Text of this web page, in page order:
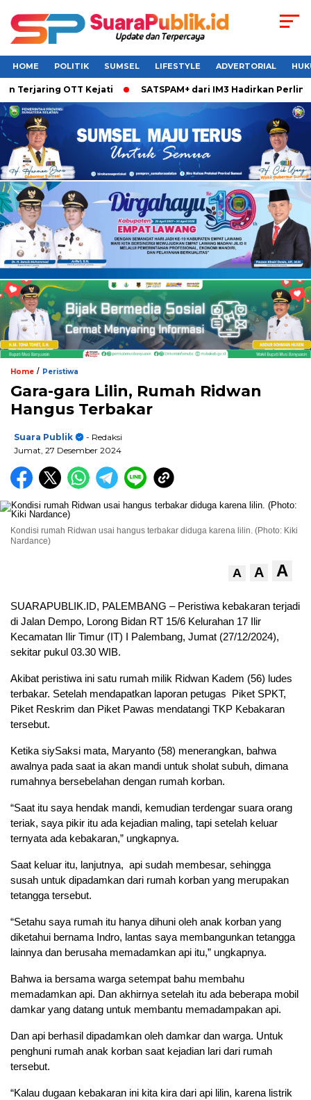
HOME POLITIK SUMSEL LIFESTYLE ADVERTORIAL
OTT Kejati SATSPAM+ dari IM3 Hadirkan
Home / Peristiwa
Gara-gara Lilin, Rumah Ridwan
Hangus Terbakar
Suara Publik
- Redaksi
Jumat, 27 Desember 2024
Kondisi rumah Ridwan usai hangus terbakar diduga karena lilin. (Photo: Kiki
Nardance)
A A A
SUARAPUBLIK.ID, PALEMBANG – Peristiwa kebakaran terjadi
di Jalan Dempo, Lorong Bidan RT 15/6 Kelurahan 17 Ilir
Kecamatan Ilir Timur (IT) I Palembang, Jumat (27/12/2024),
sekitar pukul 03.30 WIB.
Akibat peristiwa ini satu rumah milik Ridwan Kadem (56) ludes
terbakar. Setelah mendapatkan laporan petugas Piket SPKT,
Piket Reskrim dan Piket Pawas mendatangi TKP Kebakaran
tersebut.
Ketika siySaksi mata, Maryanto (58) menerangkan, bahwa
awalnya pada saat ia akan mandi untuk sholat subuh, dimana
rumahnya bersebelahan dengan rumah korban.
“Saat itu saya hendak mandi, kemudian terdengar suara orang
teriak, saya pikir itu ada kejadian maling, tapi setelah keluar
ternyata ada kebakaran,” ungkapnya.
Saat keluar itu, lanjutnya, api sudah membesar, sehingga
susah untuk dipadamkan dari rumah korban yang merupakan
tetangga tersebut.
“Setahu saya rumah itu hanya dihuni oleh anak korban yang
diketahui bernama Indro, lantas saya membangunkan tetangga
lainnya dan berusaha memadamkan api itu,” ungkapnya.
Bahwa ia bersama warga setempat bahu membahu
memadamkan api. Dan akhirnya setelah itu ada beberapa mobil
damkar yang datang untuk membantu memadampakan api.
Dan api berhasil dipadamkan oleh damkar dan warga. Untuk
penghuni rumah anak korban saat kejadian lari dari rumah
tersebut.
“Kalau dugaan kebakaran ini kita kira dari api lilin, karena listrik